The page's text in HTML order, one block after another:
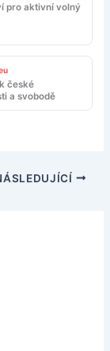
pro aktivní volný
české
a svobodě